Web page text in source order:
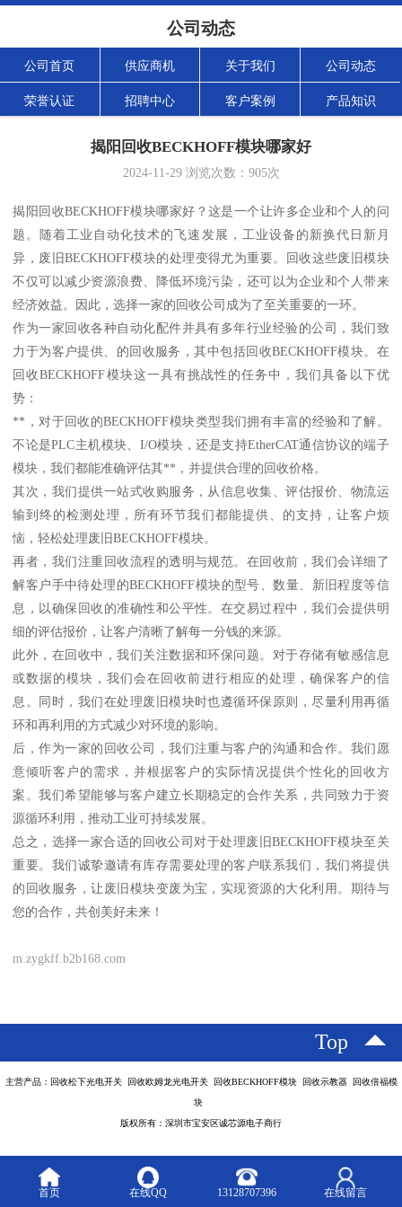
公司动态
公司首页 供应商机 关于我们 公司动态
荣誉认证 招聘中心 客户案例 产品知识
揭阳回收BECKHOFF模块哪家好
2024-11-29浏览次数： 905次
揭阳回收BECKHOFF模块哪家好？这是一个让许多企业和个人的问
题。随着工业自动化技术的飞速发展，工业设备的新换代日新月
异，废旧BECKHOFF模块的处理变得尤为重要。回收这些废旧模块
不仅可以减少资源浪费、降低环境污染，还可以为企业和个人带来
经济效益。因此，选择一家的回收公司成为了至关重要的一环。
作为一家回收各种自动化配件并具有多年行业经验的公司，我们致
力于为客户提供、的回收服务，其中包括回收BECKHOFF模块。在
回收BECKHOFF模块这一具有挑战性的任务中，我们具备以下优
势：
**，对于回收的BECKHOFF模块类型我们拥有丰富的经验和了解。
不论是PLC主机模块、I/O模块，还是支持EtherCAT通信协议的端子
模块，我们都能准确评估其**，并提供合理的回收价格。
其次，我们提供一站式收购服务，从信息收集、评估报价、物流运
输到终的检测处理，所有环节我们都能提供、的支持，让客户烦
恼，轻松处理废旧BECKHOFF模块。
再者，我们注重回收流程的透明与规范。在回收前，我们会详细了
解客户手中待处理的BECKHOFF模块的型号、数量、新旧程度等信
息，以确保回收的准确性和公平性。在交易过程中，我们会提供明
细的评估报价，让客户清晰了解每一分钱的来源。
此外，在回收中，我们关注数据和环保问题。对于存储有敏感信息
或数据的模块，我们会在回收前进行相应的处理，确保客户的信
息。同时，我们在处理废旧模块时也遵循环保原则，尽量利用再循
环和再利用的方式减少对环境的影响。
后，作为一家的回收公司，我们注重与客户的沟通和合作。我们愿
意倾听客户的需求，并根据客户的实际情况提供个性化的回收方
案。我们希望能够与客户建立长期稳定的合作关系，共同致力于资
源循环利用，推动工业可持续发展。
总之，选择一家合适的回收公司对于处理废旧BECKHOFF模块至关
重要。我们诚挚邀请有库存需要处理的客户联系我们，我们将提供
的回收服务，让废旧模块变废为宝，实现资源的大化利用。期待与
您的合作，共创美好未来！
m.zygkff.b2b168.com
Top
主营产品：回收松下光电开关 回收欧姆龙光电开关 回收BECKHOFF模块 回收示教器 回收倍福模
块
版权所有：深圳市宝安区诚芯源电子商行
首页 在线QQ 13128707396 在线留言